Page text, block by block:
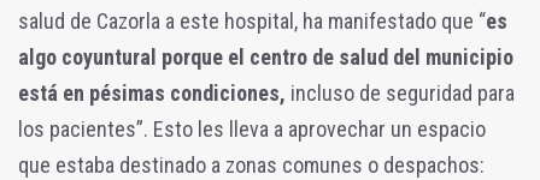
salud de Cazorla a este hospital, ha manifestado que “es
algo coyuntural porque el centro de salud del municipio
está en pésimas condiciones, incluso de seguridad para
los pacientes”. Esto les lleva a aprovechar un espacio
que estaba destinado a zonas comunes o despachos: